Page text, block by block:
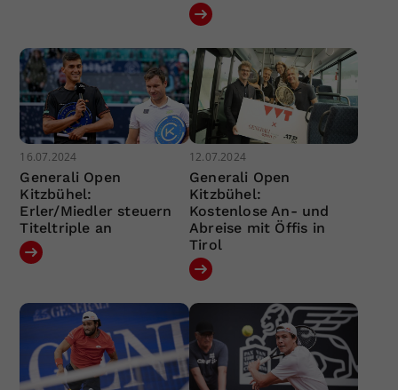
16.07.2024
Generali Open
Kitzbühel:
Erler/Miedler steuern
Titeltriple an
12.07.2024
Generali Open
Kitzbühel:
Kostenlose An- und
Abreise mit Öffis in
Tirol